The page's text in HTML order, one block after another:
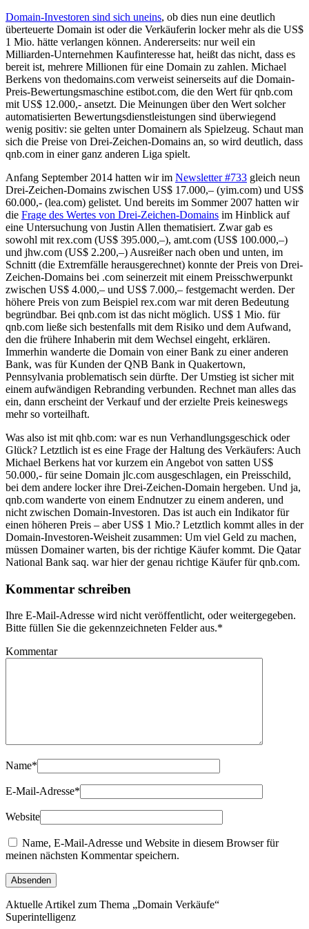
Domain-Investoren sind sich uneins, ob dies nun eine deutlich
überteuerte Domain ist oder die Verkäuferin locker mehr als die US$
1 Mio. hätte verlangen können. Andererseits: nur weil ein
Milliarden-Unternehmen Kaufinteresse hat, heißt das nicht, dass es
bereit ist, mehrere Millionen für eine Domain zu zahlen. Michael
Berkens von thedomains.com verweist seinerseits auf die Domain-
Preis-Bewertungsmaschine estibot.com, die den Wert für qnb.com
mit US$ 12.000,- ansetzt. Die Meinungen über den Wert solcher
automatisierten Bewertungsdienstleistungen sind überwiegend
wenig positiv: sie gelten unter Domainern als Spielzeug. Schaut man
sich die Preise von Drei-Zeichen-Domains an, so wird deutlich, dass
qnb.com in einer ganz anderen Liga spielt.
Anfang September 2014 hatten wir im Newsletter #733 gleich neun
Drei-Zeichen-Domains zwischen US$ 17.000,– (yim.com) und US$
60.000,- (lea.com) gelistet. Und bereits im Sommer 2007 hatten wir
die Frage des Wertes von Drei-Zeichen-Domains im Hinblick auf
eine Untersuchung von Justin Allen thematisiert. Zwar gab es
sowohl mit rex.com (US$ 395.000,–), amt.com (US$ 100.000,–)
und jhw.com (US$ 2.200,–) Ausreißer nach oben und unten, im
Schnitt (die Extremfälle herausgerechnet) konnte der Preis von Drei-
Zeichen-Domains bei .com seinerzeit mit einem Preisschwerpunkt
zwischen US$ 4.000,– und US$ 7.000,– festgemacht werden. Der
höhere Preis von zum Beispiel rex.com war mit deren Bedeutung
begründbar. Bei qnb.com ist das nicht möglich. US$ 1 Mio. für
qnb.com ließe sich bestenfalls mit dem Risiko und dem Aufwand,
den die frühere Inhaberin mit dem Wechsel eingeht, erklären.
Immerhin wanderte die Domain von einer Bank zu einer anderen
Bank, was für Kunden der QNB Bank in Quakertown,
Pennsylvania problematisch sein dürfte. Der Umstieg ist sicher mit
einem aufwändigen Rebranding verbunden. Rechnet man alles das
ein, dann erscheint der Verkauf und der erzielte Preis keineswegs
mehr so vorteilhaft.
Was also ist mit qhb.com: war es nun Verhandlungsgeschick oder
Glück? Letztlich ist es eine Frage der Haltung des Verkäufers: Auch
Michael Berkens hat vor kurzem ein Angebot von satten US$
50.000,- für seine Domain jlc.com ausgeschlagen, ein Preisschild,
bei dem andere locker ihre Drei-Zeichen-Domain hergeben. Und ja,
qnb.com wanderte von einem Endnutzer zu einem anderen, und
nicht zwischen Domain-Investoren. Das ist auch ein Indikator für
einen höheren Preis – aber US$ 1 Mio.? Letztlich kommt alles in der
Domain-Investoren-Weisheit zusammen: Um viel Geld zu machen,
müssen Domainer warten, bis der richtige Käufer kommt. Die Qatar
National Bank saq. war hier der genau richtige Käufer für qnb.com.
Kommentar schreiben
Ihre E-Mail-Adresse wird nicht veröffentlicht, oder weitergegeben.
Bitte füllen Sie die gekennzeichneten Felder aus.*
Kommentar
Name*
E-Mail-Adresse*
Website
Name, E-Mail-Adresse und Website in diesem Browser für
meinen nächsten Kommentar speichern.
Aktuelle Artikel zum Thema „Domain Verkäufe“
Superintelligenz